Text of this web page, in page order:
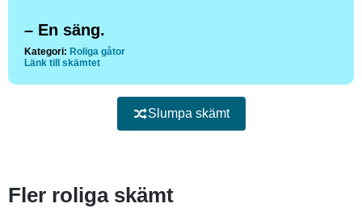
– En säng.
Kategori: Roliga gåtor
Länk till skämtet
Slumpa skämt
Fler roliga skämt